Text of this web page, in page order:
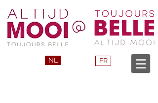
NL FR